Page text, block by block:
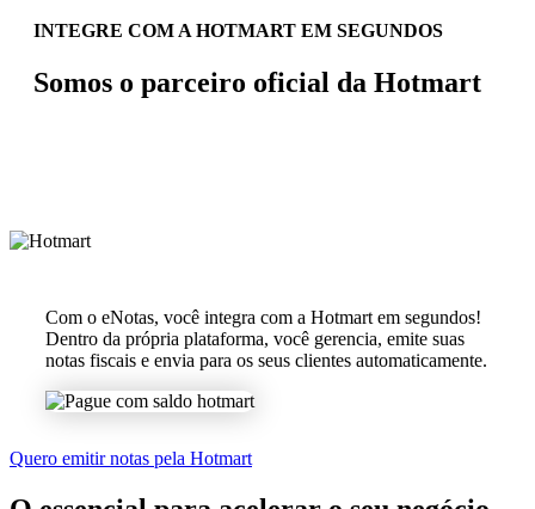
INTEGRE COM A HOTMART EM SEGUNDOS
Somos o parceiro oficial da Hotmart
Com o eNotas, você integra com a Hotmart em segundos!
Dentro da própria plataforma, você gerencia, emite suas
notas fiscais e envia para os seus clientes automaticamente.
Quero emitir notas pela Hotmart